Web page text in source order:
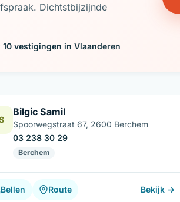
Dichtstbijzijnde
10 vestigingen in Vlaanderen
Bilgic Samil
Spoorwegstraat 67, 2600 Berchem
03 238 30 29
Berchem
Bellen Route Bekijk →